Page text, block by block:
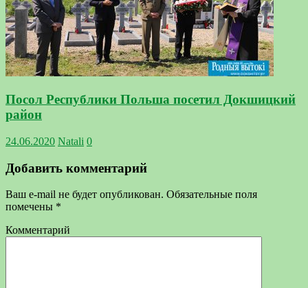
Посол Республики Польша посетил Докшицкий
район
24.06.2020 Natali 0
Добавить комментарий
Ваш e-mail не будет опубликован. Обязательные поля
помечены *
Комментарий